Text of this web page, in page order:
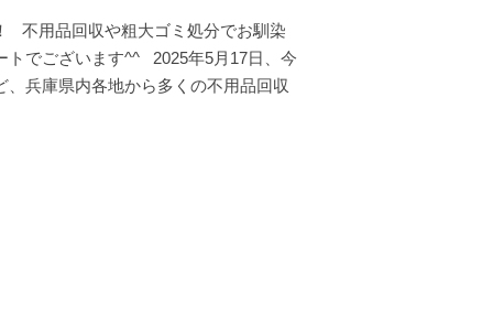
不用品回収や粗大ゴミ処分でお馴染
トでございます^^ 2025年5月17日、今
、兵庫県内各地から多くの不用品回収